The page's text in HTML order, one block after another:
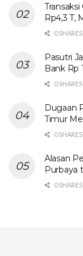
Rp4,3 T,
0 SHARES
Pasutri
Bank Rp
0 SHARES
Dugaan
Timur
0 SHARES
Alasan
Purbaya
0 SHARES